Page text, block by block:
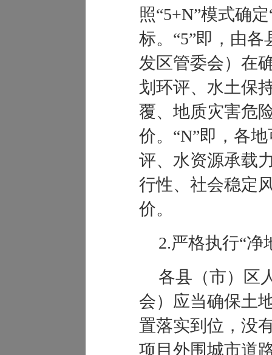
照“5+N”模式确定
标。 “5”即，由各
发区管委会）在
划环评、水土保
覆、地质灾害危
价。 “N”即，各
评、水资源承载
行性、社会稳定
价。
2.严格执行“净
各县（市）区
会）应当确保土
置落实到位，没
项目外围城市道